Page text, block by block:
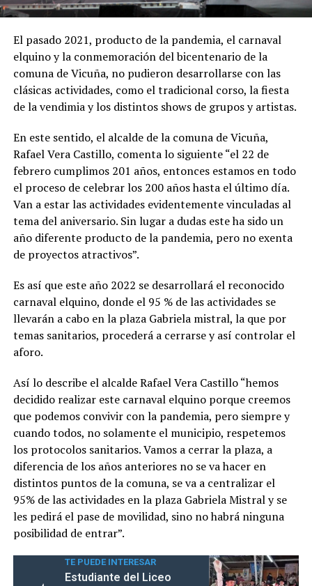
El pasado 2021, producto de la pandemia, el carnaval
elquino y la conmemoración del bicentenario de la
comuna de Vicuña, no pudieron desarrollarse con las
clásicas actividades, como el tradicional corso, la fiesta
de la vendimia y los distintos shows de grupos y artistas.
En este sentido, el alcalde de la comuna de Vicuña,
Rafael Vera Castillo, comenta lo siguiente “el 22 de
febrero cumplimos 201 años, entonces estamos en todo
el proceso de celebrar los 200 años hasta el último día.
Van a estar las actividades evidentemente vinculadas al
tema del aniversario. Sin lugar a dudas este ha sido un
año diferente producto de la pandemia, pero no exenta
de proyectos atractivos”.
Es así que este año 2022 se desarrollará el reconocido
carnaval elquino, donde el 95 % de las actividades se
llevarán a cabo en la plaza Gabriela mistral, la que por
temas sanitarios, procederá a cerrarse y así controlar el
aforo.
Así lo describe el alcalde Rafael Vera Castillo “hemos
decidido realizar este carnaval elquino porque creemos
que podemos convivir con la pandemia, pero siempre y
cuando todos, no solamente el municipio, respetemos
los protocolos sanitarios. Vamos a cerrar la plaza, a
diferencia de los años anteriores no se va hacer en
distintos puntos de la comuna, se va a centralizar el
95% de las actividades en la plaza Gabriela Mistral y se
les pedirá el pase de movilidad, sino no habrá ninguna
posibilidad de entrar”.
TE PUEDE INTERESAR
Estudiante del Liceo